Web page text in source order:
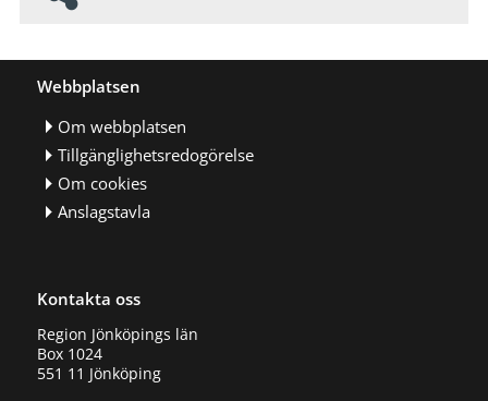
Webbplatsen
Om webbplatsen
Tillgänglighetsredogörelse
Om cookies
Anslagstavla
Kontakta oss
Region Jönköpings län
Box 1024
551 11 Jönköping